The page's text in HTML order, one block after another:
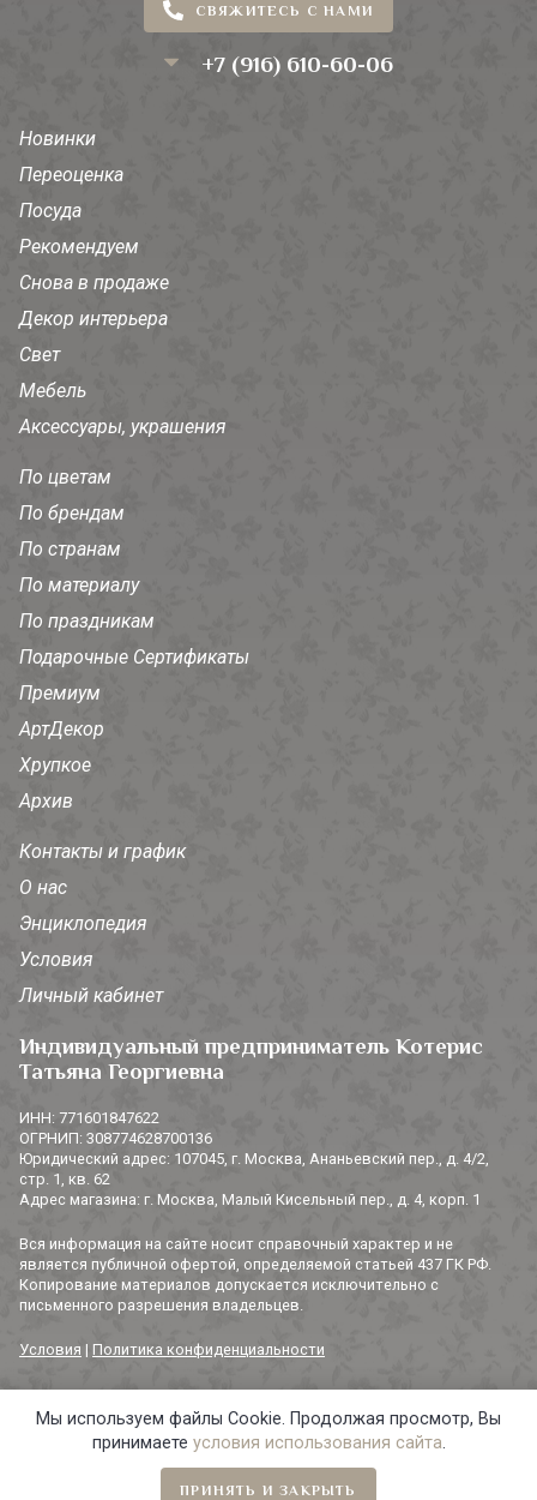
СВЯЖИТЕСЬ С НАМИ
+7 (916) 610-60-06
Новинки
Переоценка
Посуда
Рекомендуем
Снова в продаже
Декор интерьера
Свет
Мебель
Аксессуары, украшения
По цветам
По брендам
По странам
По материалу
По праздникам
Подарочные Сертификаты
Премиум
АртДекор
Хрупкое
Архив
Контакты и график
О нас
Энциклопедия
Условия
Личный кабинет
Индивидуальный предприниматель Котерис
Татьяна Георгиевна
ИНН: 771601847622
ОГРНИП: 308774628700136
Юридический адрес: 107045, г. Москва, Ананьевский пер., д. 4/2,
стр. 1, кв. 62
Адрес магазина: г. Москва, Малый Кисельный пер., д. 4, корп. 1
Вся информация на сайте носит справочный характер и не
является публичной офертой, определяемой статьей 437 ГК РФ.
Копирование материалов допускается исключительно с
письменного разрешения владельцев.
Условия | Политика конфиденциальности
© 2014-2026 «3 СОРОКИ». Все права защищены.
Мы используем файлы Cookie. Продолжая просмотр, Вы
принимаете условия использования сайта.
ПРИНЯТЬ И ЗАКРЫТЬ